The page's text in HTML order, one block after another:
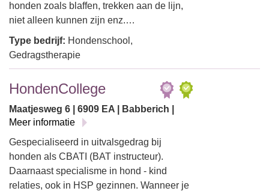
honden zoals blaffen, trekken aan de lijn,
niet alleen kunnen zijn enz.…
Type bedrijf: Hondenschool,
Gedragstherapie
HondenCollege
Maatjesweg 6 | 6909 EA | Babberich |
Meer informatie
Gespecialiseerd in uitvalsgedrag bij
honden als CBATI (BAT instructeur).
Daarnaast specialisme in hond - kind
relaties, ook in HSP gezinnen. Wanneer je